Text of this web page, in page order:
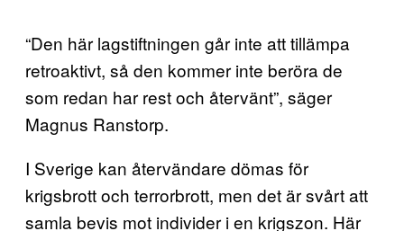
“Den här lagstiftningen går inte att tillämpa
retroaktivt, så den kommer inte beröra de
som redan har rest och återvänt”, säger
Magnus Ranstorp.
I Sverige kan återvändare dömas för
krigsbrott och terrorbrott, men det är svårt att
samla bevis mot individer i en krigszon. Här